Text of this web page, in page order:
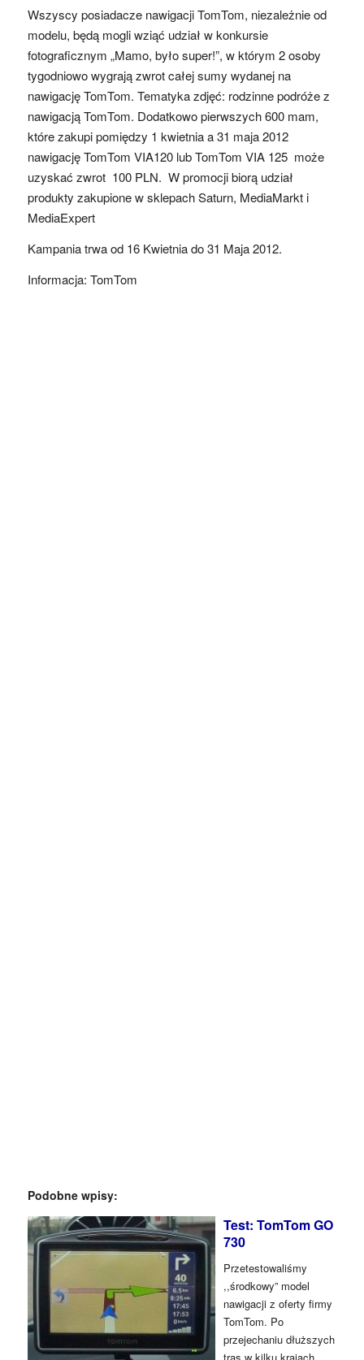
Wszyscy posiadacze nawigacji TomTom, niezależnie od
modelu, będą mogli wziąć udział w konkursie
fotograficznym „Mamo, było super!”, w którym 2 osoby
tygodniowo wygrają zwrot całej sumy wydanej na
nawigację TomTom. Tematyka zdjęć: rodzinne podróże z
nawigacją TomTom. Dodatkowo pierwszych 600 mam,
które zakupi pomiędzy 1 kwietnia a 31 maja 2012
nawigację TomTom VIA120 lub TomTom VIA 125 może
uzyskać zwrot 100 PLN. W promocji biorą udział
produkty zakupione w sklepach Saturn, MediaMarkt i
MediaExpert
Kampania trwa od 16 Kwietnia do 31 Maja 2012.
Informacja: TomTom
Podobne wpisy:
Test: TomTom GO
730
Przetestowaliśmy
,,środkowy” model
nawigacji z oferty firmy
TomTom. Po
przejechaniu dłuższych